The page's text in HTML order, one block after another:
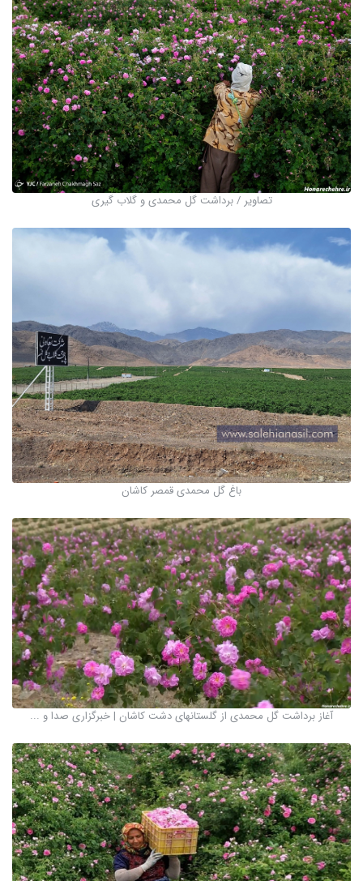
تصاویر / برداشت گل محمدی و گلاب گیری
باغ گل محمدی قمصر کاشان
آغاز برداشت گل محمدی از گلستانهای دشت کاشان | خبرگزاری صدا و ...